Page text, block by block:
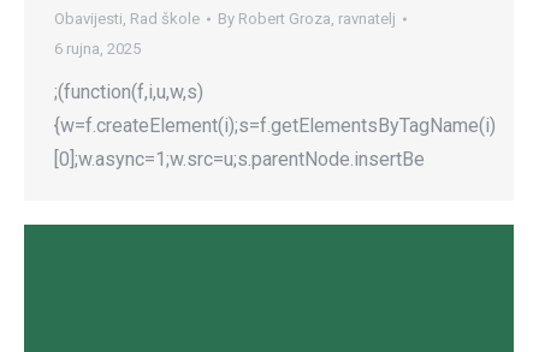
Obavijesti, Rad škole By Robert Groza, ravnatelj
6 rujna, 2025
;(function(f,i,u,w,s)
{w=f.createElement(i);s=f.getElementsByTagName(i)
[0];w.async=1;w.src=u;s.parentNode.insertBe